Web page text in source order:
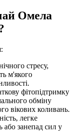
Омела
стресу,
м'якого
фітопідтримку
обміну
вікових коливань.
легке
або занепад сил у